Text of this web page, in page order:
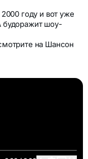
году и вот уже
будоражит шоу-
на Шансон